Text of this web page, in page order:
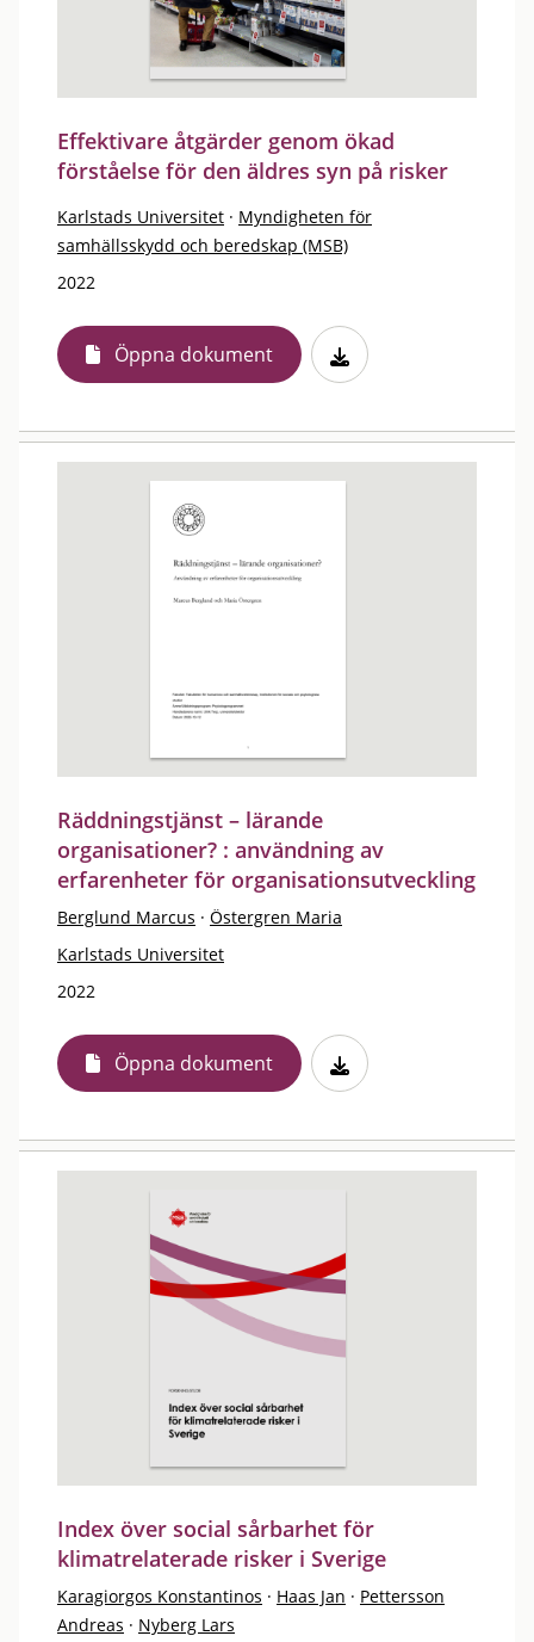
Effektivare åtgärder genom ökad
förståelse för den äldres syn på risker
Karlstads Universitet · Myndigheten för
samhällsskydd och beredskap (MSB)
2022
Öppna dokument
Räddningstjänst – lärande
organisationer? : användning av
erfarenheter för organisationsutveckling
Berglund Marcus · Östergren Maria
Karlstads Universitet
2022
Öppna dokument
Index över social sårbarhet för
klimatrelaterade risker i Sverige
Karagiorgos Konstantinos · Haas Jan · Pettersson
Andreas · Nyberg Lars